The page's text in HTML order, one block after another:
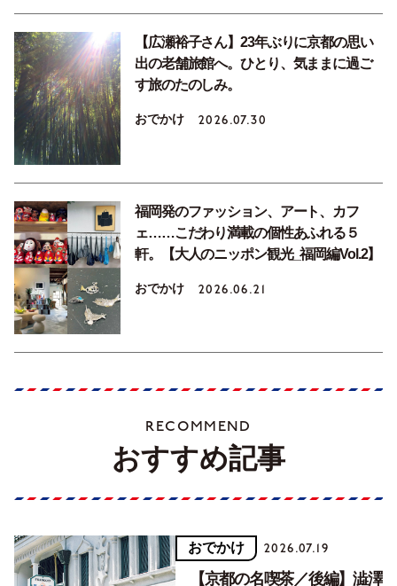
【広瀬裕子さん】23年ぶりに京都の思い
出の老舗旅館へ。ひとり、気ままに過ご
す旅のたのしみ。
おでかけ 2026.07.30
福岡発のファッション、アート、カフ
ェ……こだわり満載の個性あふれる５
軒。【大人のニッポン観光_福岡編Vol.2】
おでかけ 2026.06.21
RECOMMEND
おすすめ記事
おでかけ 2026.07.19
【京都の名喫茶／後編】澁澤